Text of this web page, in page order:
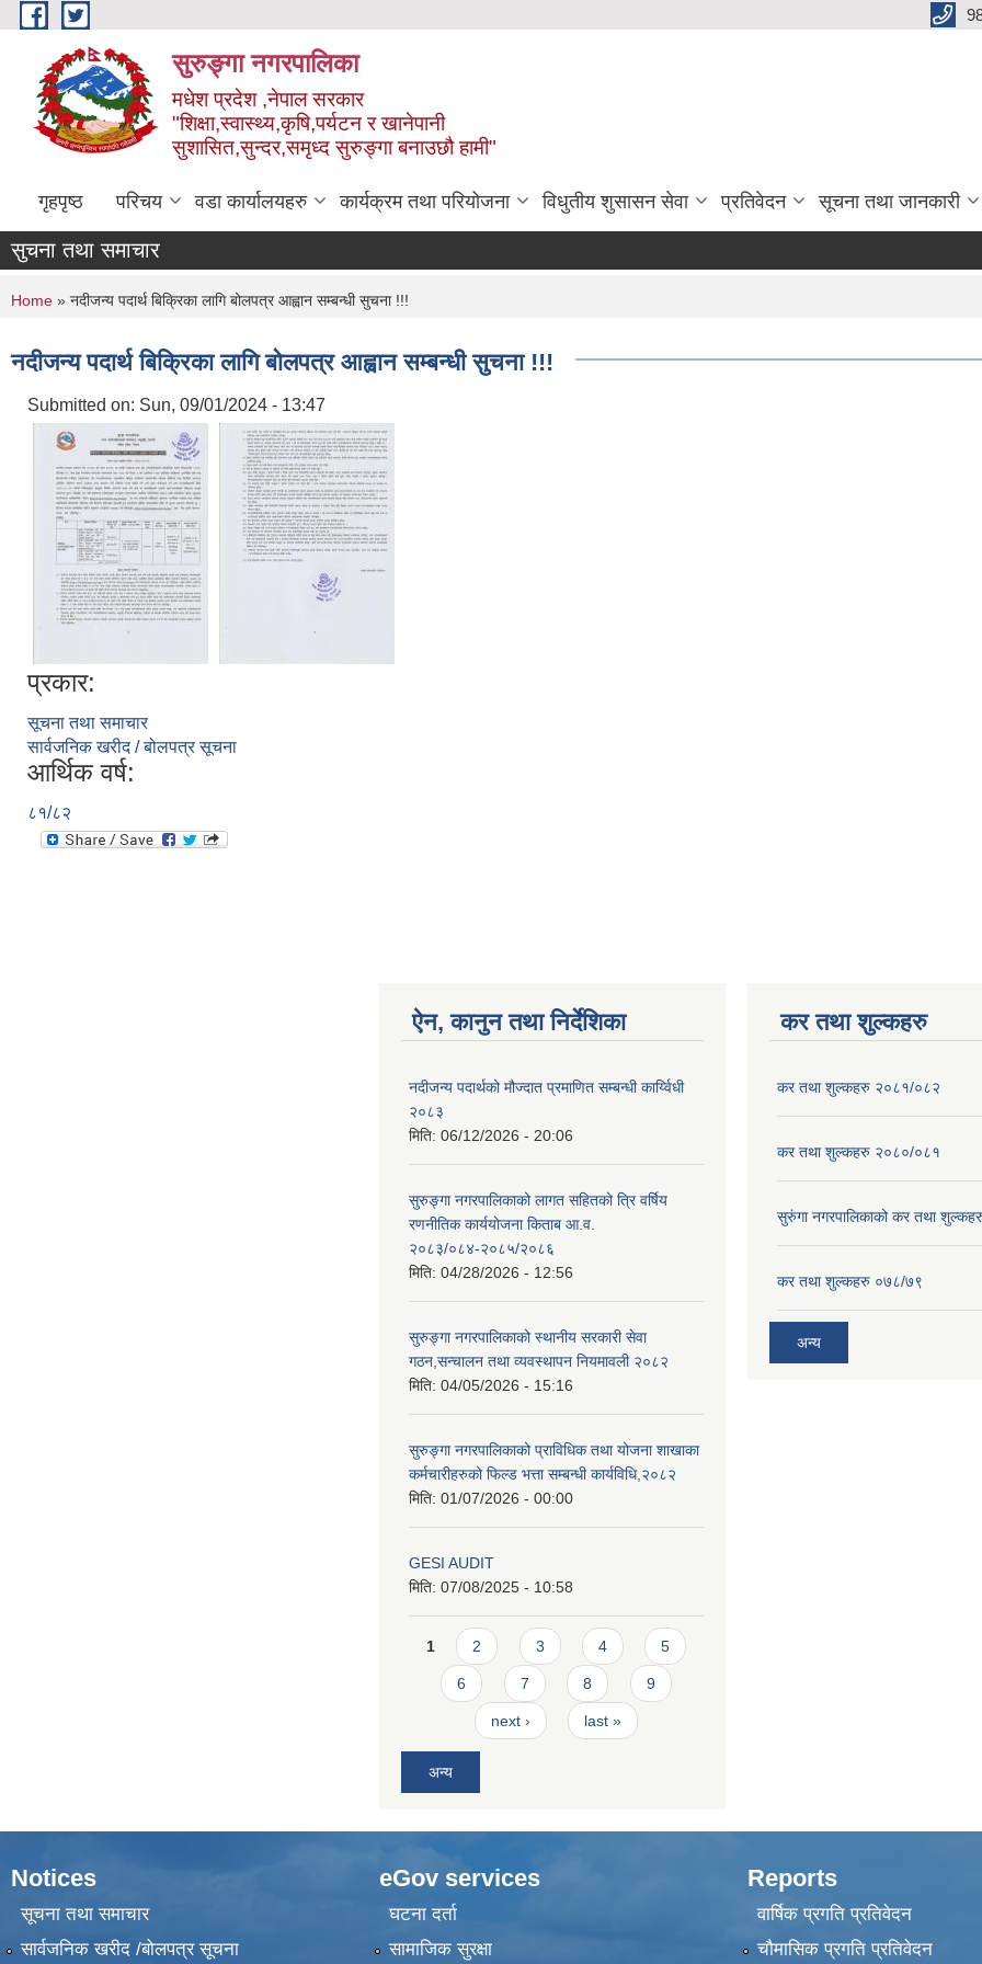
Skip to main content
सुरुङ्‍गा नगरपालिका
मधेश प्रदेश ,नेपाल सरकार
"शिक्षा,स्वास्थ्य,कृषि,पर्यटन र खानेपानी
सुशासित,सुन्दर,समृध्द सुरुङ्गा बनाउछौ हामी"
गृहपृष्ठ परिचय वडा कार्यालयहरु कार्यक्रम तथा परियोजना विधुतीय शुसासन सेवा प्रतिवेदन सूचना तथा जानकारी
सुचना तथा समाचार
You are here
Home » नदीजन्य पदार्थ बिक्रिका लागि बोलपत्र आह्वान सम्बन्धी सुचना !!!
नदीजन्य पदार्थ बिक्रिका लागि बोलपत्र आह्वान सम्बन्धी सुचना !!!
Submitted on: Sun, 09/01/2024 - 13:47
प्रकार:
सूचना तथा समाचार
सार्वजनिक खरीद / बोलपत्र सूचना
आर्थिक वर्ष:
८१/८२
ऐन, कानुन तथा निर्देशिका
नदीजन्य पदार्थको मौज्दात प्रमाणित सम्बन्धी कार्य्विधी
२०८३
मिति: 06/12/2026 - 20:06
सुरुङ्गा नगरपालिकाको लागत सहितको त्रि वर्षिय
रणनीतिक कार्ययोजना किताब आ.व.
२०८३/०८४-२०८५/२०८६
मिति: 04/28/2026 - 12:56
सुरुङ्गा नगरपालिकाको स्थानीय सरकारी सेवा
गठन,सन्चालन तथा व्यवस्थापन नियमावली २०८२
मिति: 04/05/2026 - 15:16
सुरुङ्गा नगरपालिकाको प्राविधिक तथा योजना शाखाका
कर्मचारीहरुको फिल्ड भत्ता सम्बन्धी कार्यविधि,२०८२
मिति: 01/07/2026 - 00:00
GESI AUDIT
मिति: 07/08/2025 - 10:58
Pages
1 2 3 4 5
6 7 8 9
next › last »
अन्य
कर तथा शुल्कहरु
कर तथा शुल्कहरु २०८१/०८२
कर तथा शुल्कहरु २०८०/०८१
सुरुंगा नगरपालिकाको कर तथा
कर तथा शुल्कहरु ०७८/७९
अन्य
Notices
सूचना तथा समाचार
सार्वजनिक खरीद /बोलपत्र सूचना
eGov services
घटना दर्ता
सामाजिक सुरक्षा
Reports
वार्षिक प्रगति प्रतिवेदन
चौमासिक प्रगति प्रतिवेदन